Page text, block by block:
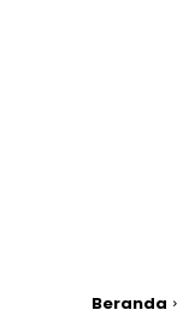
Beranda